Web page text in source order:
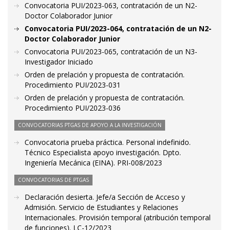
Convocatoria PUI/2023-063, contratación de un N2-
Doctor Colaborador Junior
Convocatoria PUI/2023-064, contratación de un N2-
Doctor Colaborador Junior
Convocatoria PUI/2023-065, contratación de un N3-
Investigador Iniciado
Orden de prelación y propuesta de contratación.
Procedimiento PUI/2023-031
Orden de prelación y propuesta de contratación.
Procedimiento PUI/2023-036
CONVOCATORIAS PTGAS DE APOYO A LA INVESTIGACIÓN
Convocatoria prueba práctica. Personal indefinido.
Técnico Especialista apoyo investigación. Dpto.
Ingeniería Mecánica (EINA). PRI-008/2023
CONVOCATORIAS DE PTGAS
Declaración desierta. Jefe/a Sección de Acceso y
Admisión. Servicio de Estudiantes y Relaciones
Internacionales. Provisión temporal (atribución temporal
de funciones). LC-12/2023